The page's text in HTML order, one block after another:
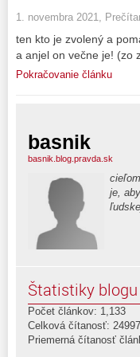
1. novembra 2021,
ten kto je zvolený a
a anjel on večne je! (zo
Pokračovanie článku
basnik
basnik.blog.pravda.sk
je,
Štatistiky blogu
Počet článkov: 1,133
Celková čítanosť:
Priemerná čítanosť